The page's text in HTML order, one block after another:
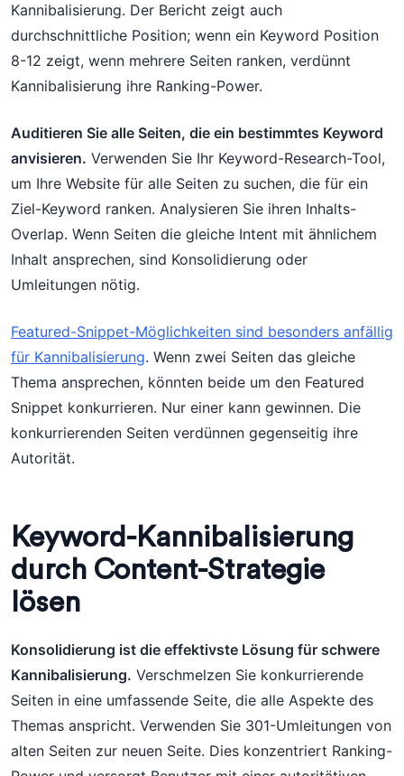
Kannibalisierung. Der Bericht zeigt auch
durchschnittliche Position; wenn ein Keyword Position
8-12 zeigt, wenn mehrere Seiten ranken, verdünnt
Kannibalisierung ihre Ranking-Power.
Auditieren Sie alle Seiten, die ein bestimmtes Keyword
anvisieren. Verwenden Sie Ihr Keyword-Research-Tool,
um Ihre Website für alle Seiten zu suchen, die für ein
Ziel-Keyword ranken. Analysieren Sie ihren Inhalts-
Overlap. Wenn Seiten die gleiche Intent mit ähnlichem
Inhalt ansprechen, sind Konsolidierung oder
Umleitungen nötig.
Featured-Snippet-Möglichkeiten sind besonders anfällig
für Kannibalisierung. Wenn zwei Seiten das gleiche
Thema ansprechen, könnten beide um den Featured
Snippet konkurrieren. Nur einer kann gewinnen. Die
konkurrierenden Seiten verdünnen gegenseitig ihre
Autorität.
Keyword-Kannibalisierung
durch Content-Strategie
lösen
Konsolidierung ist die effektivste Lösung für schwere
Kannibalisierung. Verschmelzen Sie konkurrierende
Seiten in eine umfassende Seite, die alle Aspekte des
Themas anspricht. Verwenden Sie 301-Umleitungen von
alten Seiten zur neuen Seite. Dies konzentriert Ranking-